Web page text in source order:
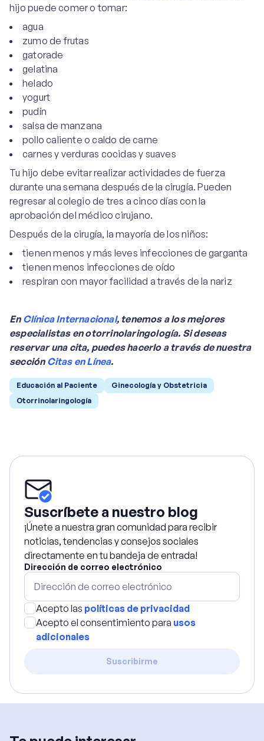
hijo puede comer o tomar:
agua
zumo de frutas
gatorade
gelatina
helado
yogurt
pudín
salsa de manzana
pollo caliente o caldo de carne
carnes y verduras cocidas y suaves
Tu hijo debe evitar realizar actividades de fuerza
durante una semana después de la cirugía. Pueden
regresar al colegio de tres a cinco días con la
aprobación del médico cirujano.
Después de la cirugía, la mayoría de los niños:
tienen menos y más leves infecciones de garganta
tienen menos infecciones de oído
respiran con mayor facilidad a través de la nariz
En Clínica Internacional, tenemos a los mejores
especialistas en otorrinolaringología. Si deseas
reservar una cita, puedes hacerlo a través de nuestra
sección Citas en Línea.
Educación al Paciente
Ginecología y Obstetricia
Otorrinolaringología
Suscríbete a nuestro blog
¡Únete a nuestra gran comunidad para recibir
noticias, tendencias y consejos sociales
directamente en tu bandeja de entrada!
Dirección de correo electrónico
Acepto las políticas de privacidad
Acepto el consentimiento para usos
adicionales
Suscribirme